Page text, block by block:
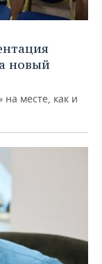
новый
на месте, как и